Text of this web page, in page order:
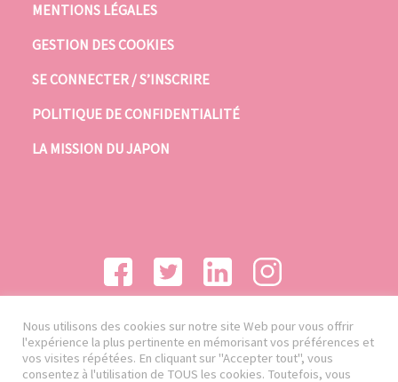
MENTIONS LÉGALES
GESTION DES COOKIES
SE CONNECTER / S’INSCRIRE
POLITIQUE DE CONFIDENTIALITÉ
LA MISSION DU JAPON
Nous utilisons des cookies sur notre site Web pour vous offrir
l'expérience la plus pertinente en mémorisant vos préférences et
vos visites répétées. En cliquant sur "Accepter tout", vous
consentez à l'utilisation de TOUS les cookies. Toutefois, vous